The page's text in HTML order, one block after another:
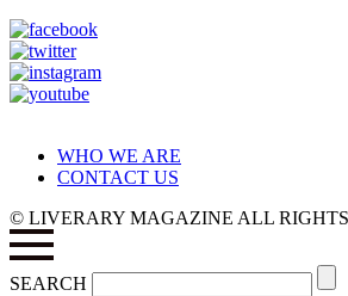
WHO WE ARE
CONTACT US
© LIVERARY MAGAZINE ALL RIGHTS
SEARCH